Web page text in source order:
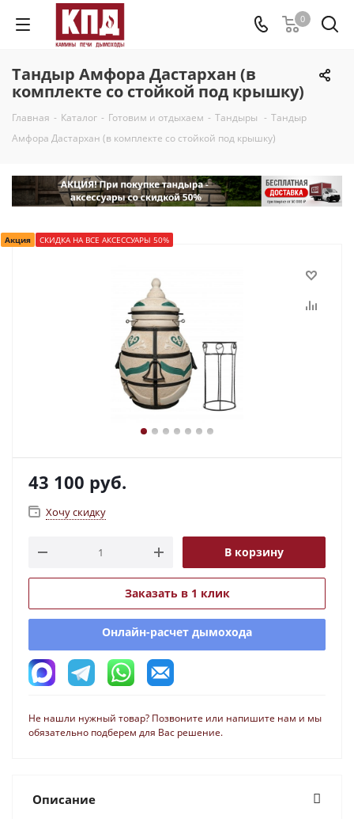
0
Тандыр Амфора Дастархан (в
комплекте со стойкой под крышку)
Главная - Каталог - Готовим и отдыхаем - Тандыры - Тандыр
Амфора Дастархан (в комплекте со стойкой под крышку)
Акция СКИДКА НА ВСЕ АКСЕССУАРЫ 50%
43 100 руб.
Хочу скидку
В корзину
Заказать в 1 клик
Онлайн-расчет дымохода
Не нашли нужный товар? Позвоните или напишите нам и мы
обязательно подберем для Вас решение.
Описание